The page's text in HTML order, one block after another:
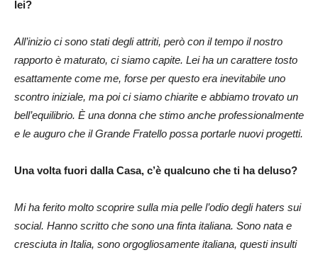
lei?
All’inizio ci sono stati degli attriti, però con il tempo il nostro
rapporto è maturato, ci siamo capite. Lei ha un carattere tosto
esattamente come me, forse per questo era inevitabile uno
scontro iniziale, ma poi ci siamo chiarite e abbiamo trovato un
bell’equilibrio. È una donna che stimo anche professionalmente
e le auguro che il Grande Fratello possa portarle nuovi progetti.
Una volta fuori dalla Casa, c’è qualcuno che ti ha deluso?
Mi ha ferito molto scoprire sulla mia pelle l’odio degli haters sui
social. Hanno scritto che sono una finta italiana. Sono nata e
cresciuta in Italia, sono orgogliosamente italiana, questi insulti